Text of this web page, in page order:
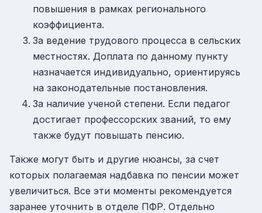
повышения в рамках регионального
коэффициента.
За ведение трудового процесса в сельских
местностях. Доплата по данному пункту
назначается индивидуально, ориентируясь
на законодательные постановления.
За наличие ученой степени. Если педагог
достигает профессорских званий, то ему
также будут повышать пенсию.
Также могут быть и другие нюансы, за счет
которых полагаемая надбавка по пенсии может
увеличиться. Все эти моменты рекомендуется
заранее уточнить в отделе ПФР. Отдельно